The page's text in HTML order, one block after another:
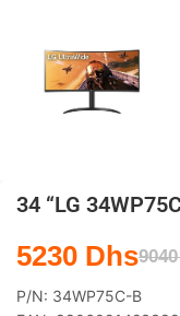
34 “LG
5230 Dhs
P/N: 34WP75C-B